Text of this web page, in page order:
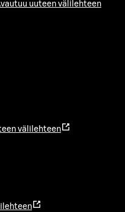
uuteen välilehteen
välilehteen